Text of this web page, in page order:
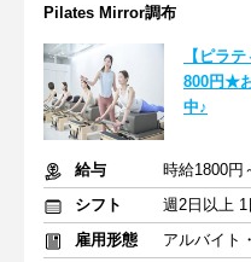
Pilates Mirror調布
【ピラ
800円★
中♪
給与
時給1800円
シフト
週2日以上
雇用形態
アルバイト